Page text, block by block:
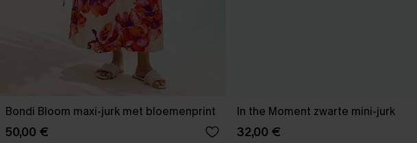
Bondi Bloom maxi-jurk met bloemenprint
50,00 €
In the Moment zwarte mini-jurk
32,00 €